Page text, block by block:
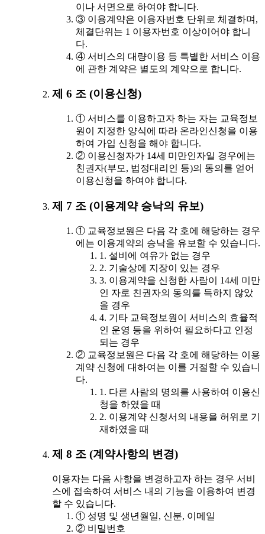
이나 서면으로 하여야 합니다.
③ 이용계약은 이용자번호 단위로 체결하며,
체결단위는 1 이용자번호 이상이어야 합니
다.
④ 서비스의 대량이용 등 특별한 서비스 이용
에 관한 계약은 별도의 계약으로 합니다.
제 6 조 (이용신청)
① 서비스를 이용하고자 하는 자는 교육정보
원이 지정한 양식에 따라 온라인신청을 이용
하여 가입 신청을 해야 합니다.
② 이용신청자가 14세 미만인자일 경우에는
친권자(부모, 법정대리인 등)의 동의를 얻어
이용신청을 하여야 합니다.
제 7 조 (이용계약 승낙의 유보)
① 교육정보원은 다음 각 호에 해당하는 경우
에는 이용계약의 승낙을 유보할 수 있습니다.
1. 설비에 여유가 없는 경우
2. 기술상에 지장이 있는 경우
3. 이용계약을 신청한 사람이 14세 미만
인 자로 친권자의 동의를 득하지 않았
을 경우
4. 기타 교육정보원이 서비스의 효율적
인 운영 등을 위하여 필요하다고 인정
되는 경우
② 교육정보원은 다음 각 호에 해당하는 이용
계약 신청에 대하여는 이를 거절할 수 있습니
다.
1. 다른 사람의 명의를 사용하여 이용신
청을 하였을 때
2. 이용계약 신청서의 내용을 허위로 기
재하였을 때
제 8 조 (계약사항의 변경)
이용자는 다음 사항을 변경하고자 하는 경우 서비
스에 접속하여 서비스 내의 기능을 이용하여 변경
할 수 있습니다.
① 성명 및 생년월일, 신분, 이메일
② 비밀번호